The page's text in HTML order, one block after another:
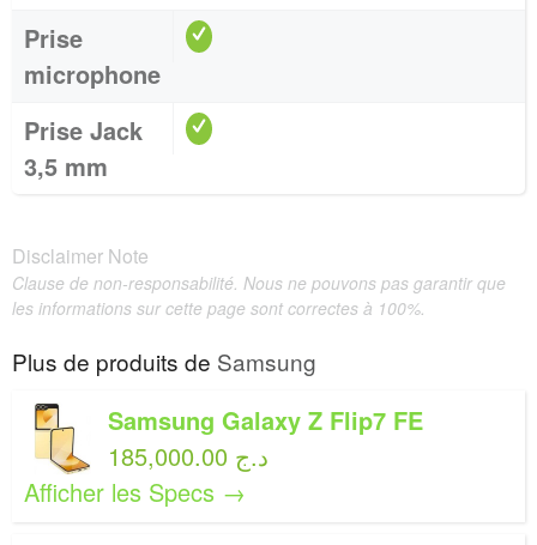
Prise
microphone
Prise Jack
3,5 mm
Disclaimer Note
Clause de non-responsabilité. Nous ne pouvons pas garantir que
les informations sur cette page sont correctes à 100%.
Plus de produits de Samsung
Samsung Galaxy Z Flip7 FE
185,000.00 د.ج
Afficher les Specs →